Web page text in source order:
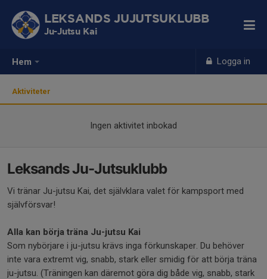
Hem Logga in
LEKSANDS JUJUTSUKLUBB
Ju-Jutsu Kai
Aktiviteter
Ingen aktivitet inbokad
Leksands Ju-Jutsuklubb
Vi tränar Ju-jutsu Kai, det självklara valet för kampsport med
självförsvar!
Alla kan börja träna Ju-jutsu Kai
Som nybörjare i ju-jutsu krävs inga förkunskaper. Du behöver
inte vara extremt vig, snabb, stark eller smidig för att börja träna
ju-jutsu. (Träningen kan däremot göra dig både vig, snabb, stark